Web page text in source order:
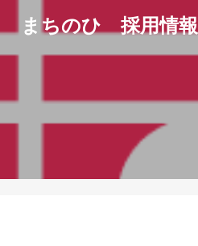
まちのひ 採用情報